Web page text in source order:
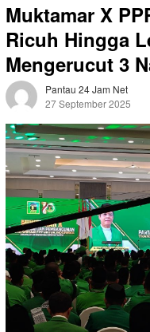
Muktamar X
Ricuh Hingga
Mengerucut 3
Pantau 24 Jam Net
27 September 2025